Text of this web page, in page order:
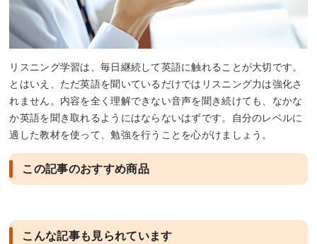
リスニング学習は、毎日継続して英語に触れることが大切です。
とはいえ、ただ英語を聞いているだけではリスニング力は強化さ
れません。内容を全く理解できない音声を聞き続けても、なかな
か英語を聞き取れるようにはならないはずです。自分のレベルに
適した教材を使って、勉強を行うことを心がけましょう。
この記事のおすすめ商品
こんな記事も見られています